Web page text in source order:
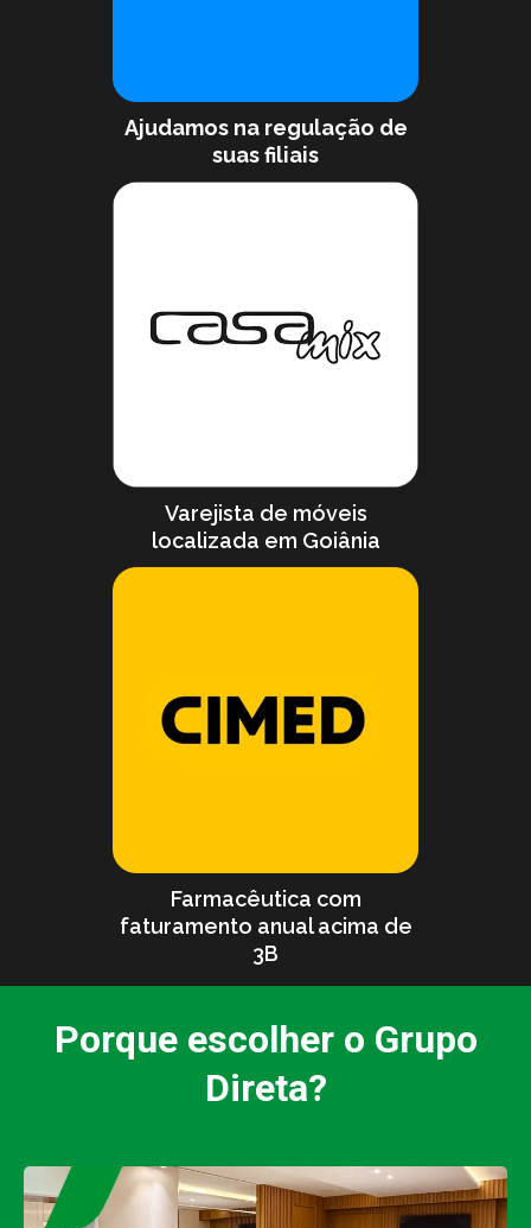
Ajudamos na regulação de
suas filiais
Varejista de móveis
localizada em Goiânia
Farmacêutica com
faturamento anual acima de
3B
Porque escolher o Grupo
Direta?